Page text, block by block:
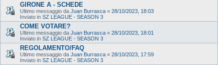
GIRONE A - SCHEDE
Ultimo messaggio da Juan Burrasca « 28/10/2023, 18:03
Inviato in SZ LEAGUE - SEASON 3
COME VOTARE?
Ultimo messaggio da Juan Burrasca « 28/10/2023, 18:01
Inviato in SZ LEAGUE - SEASON 3
REGOLAMENTO/FAQ
Ultimo messaggio da Juan Burrasca « 28/10/2023, 17:59
Inviato in SZ LEAGUE - SEASON 3